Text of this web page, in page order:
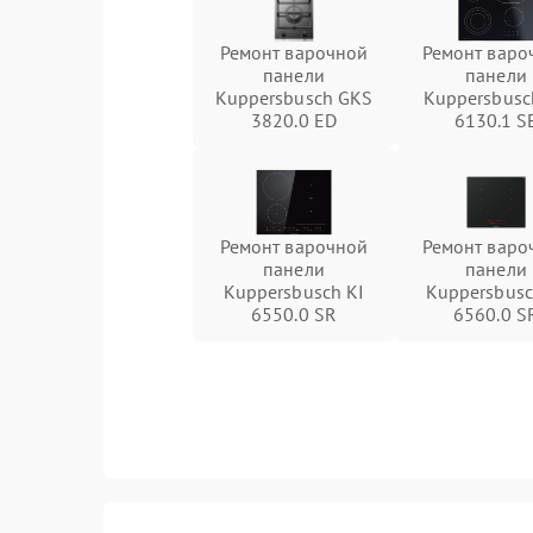
Ремонт варочной
панели
Kuppersbusch GKS
3820.0 ED
Ремонт
панели
6130.1
Ремонт варочной
панели
Kuppersbusch KI
6550.0 SR
Ремонт
панели
6560.0